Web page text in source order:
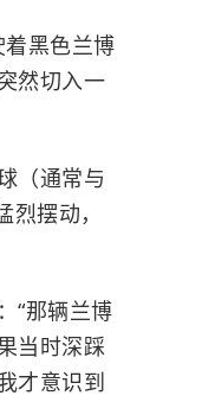
黑色兰博
然切入一
（通常与
摆动，
“那辆兰博
当时深踩
才意识到